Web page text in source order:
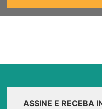
ASSINE E RECEBA